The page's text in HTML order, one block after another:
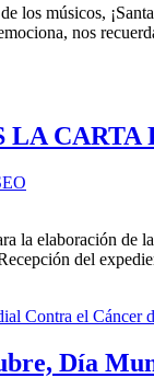
los músicos,
nos
LA CARTA
la elaboración de
del
Día